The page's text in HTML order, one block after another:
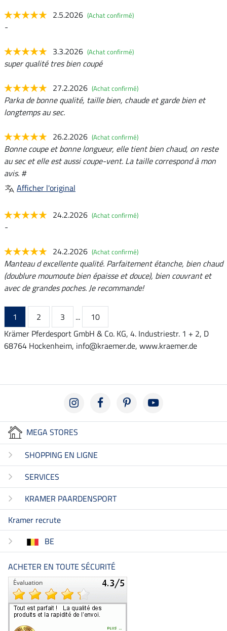
2.5.2026 (Achat confirmé)
-
3.3.2026 (Achat confirmé)
super qualité tres bien coupé
27.2.2026 (Achat confirmé)
Parka de bonne qualité, taille bien, chaude et garde bien et
longtemps au sec.
26.2.2026 (Achat confirmé)
Bonne coupe et bonne longueur, elle tient bien chaud, on reste
au sec et elle est aussi coupe-vent. La taille correspond à mon
avis. #
Afficher l'original
24.2.2026 (Achat confirmé)
-
24.2.2026 (Achat confirmé)
Manteau d excellente qualité. Parfaitement étanche, bien chaud
(doublure moumoute bien épaisse et douce), bien couvrant et
avec de grandes poches. Je recommande!
1 2 3 ...
10
Krämer Pferdesport GmbH & Co. KG, 4. Industriestr. 1 + 2, D
68764 Hockenheim, info@kraemer.de, www.kraemer.de
MEGA STORES
SHOPPING EN LIGNE
SERVICES
KRAMER PAARDENSPORT
Kramer recrute
BE
ACHETER EN TOUTE SÉCURITÉ